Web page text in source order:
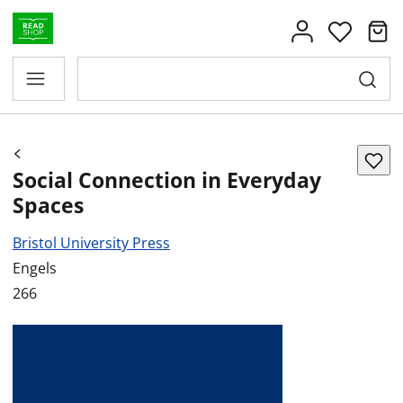
Social Connection in Everyday
Spaces
Bristol University Press
Engels
266